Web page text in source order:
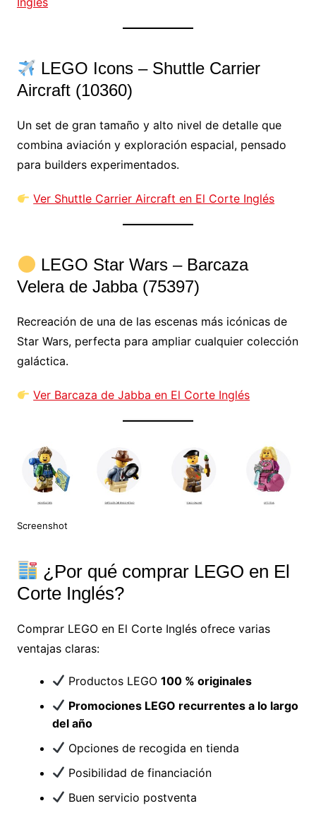
LEGO Icons – Shuttle Carrier
Aircraft (10360)
Un set de gran tamaño y alto nivel de detalle que
combina aviación y exploración espacial, pensado
para builders experimentados.
Ver Shuttle Carrier Aircraft en El Corte Inglés
LEGO Star Wars – Barcaza
Velera de Jabba (75397)
Recreación de una de las escenas más icónicas de
Star Wars, perfecta para ampliar cualquier colección
galáctica.
Ver Barcaza de Jabba en El Corte Inglés
Screenshot
¿Por qué comprar LEGO en El
Corte Inglés?
Comprar LEGO en El Corte Inglés ofrece varias
ventajas claras:
Productos LEGO100 % originales
Promociones LEGO recurrentes a lo largo
del año
Opciones de recogida en tienda
Posibilidad de financiación
Buen servicio postventa